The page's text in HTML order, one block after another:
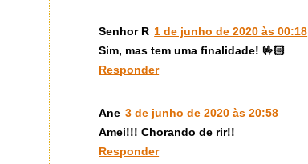
Senhor R 1 de junho de 2020 às 00:18
Sim, mas tem uma finalidade! 🤟🏻
Responder
Ane 3 de junho de 2020 às 20:58
Amei!!! Chorando de rir!!
Responder